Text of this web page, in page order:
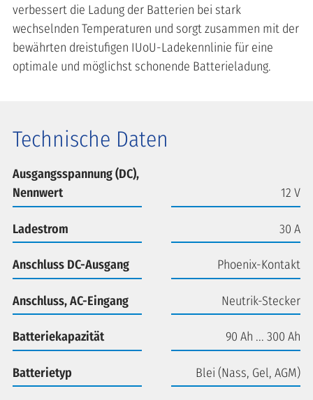
verbessert die Ladung der Batterien bei stark
wechselnden Temperaturen und sorgt zusammen mit der
bewährten dreistufigen IUoU-Ladekennlinie für eine
optimale und möglichst schonende Batterieladung.
Technische Daten
Ausgangsspannung (DC),
Nennwert
12 V
Ladestrom 30 A
Anschluss DC-Ausgang Phoenix-Kontakt
Anschluss, AC-Eingang Neutrik-Stecker
Batteriekapazität 90 Ah ... 300 Ah
Batterietyp Blei (Nass, Gel, AGM)